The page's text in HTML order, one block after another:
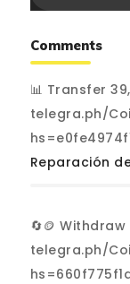
Comments
📊 Transfer
telegra.ph/
Reparación
🔄🪙
telegra.ph/